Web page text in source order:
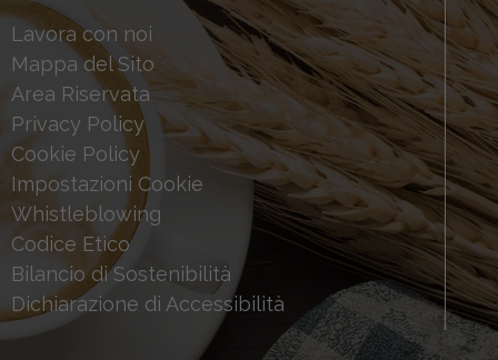
Lavora con noi
Mappa del Sito
Area Riservata
Privacy Policy
Cookie Policy
Impostazioni Cookie
Whistleblowing
Codice Etico
Bilancio di Sostenibilità
Dichiarazione di Accessibilità